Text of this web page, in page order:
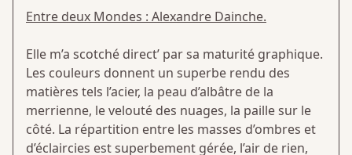
Entre deux Mondes : Alexandre Dainche.
Elle m’a scotché direct’ par sa maturité graphique.
Les couleurs donnent un superbe rendu des
matières tels l’acier, la peau d’albâtre de la
merrienne, le velouté des nuages, la paille sur le
côté. La répartition entre les masses d’ombres et
d’éclaircies est superbement gérée, l’air de rien,